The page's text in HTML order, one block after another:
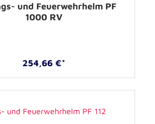
und Feuerwehrhelm PF
1000 RV
254,66 €*